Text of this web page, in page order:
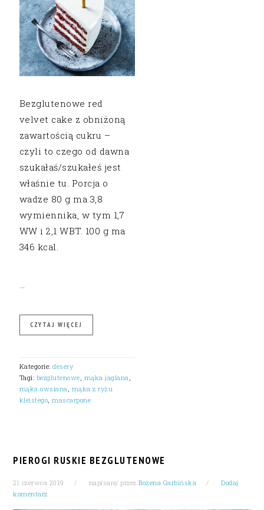
Bezglutenowe red
velvet cake z obniżoną
zawartością cukru –
czyli to czego od dawna
szukałaś/szukałeś jest
właśnie tu. Porcja o
wadze 80 g ma 3,8
wymiennika, w tym 1,7
WW i 2,1 WBT. 100 g ma
346 kcal.
…
CZYTAJ WIĘCEJ
Kategorie:desery
Tagi: bezglutenowe, mąka jaglana,
mąka owsiana, mąka z ryżu
kleistego,mascarpone
PIEROGI RUSKIE BEZGLUTENOWE
21 czerwca 2019 napisany przezBożena Garbińska
Dodaj
komentarz